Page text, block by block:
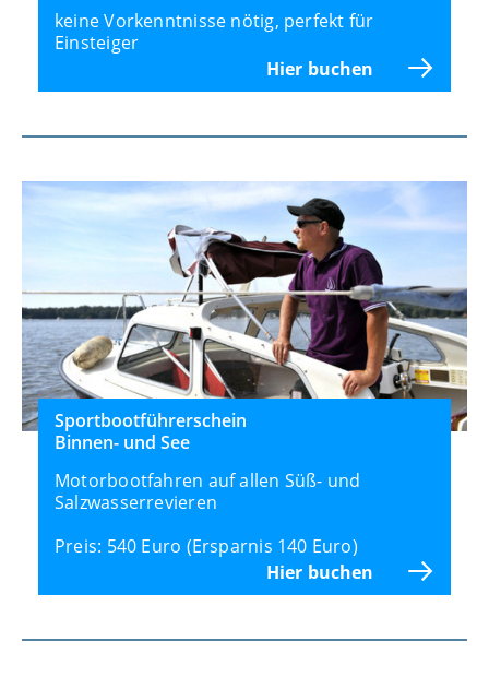
keine Vorkenntnisse nötig, perfekt für
Einsteiger
Hier buchen
Sportbootführerschein
Binnen- und See
Motorbootfahren auf allen Süß- und
Salzwasserrevieren
Preis: 540 Euro (Ersparnis 140 Euro)
Hier buchen